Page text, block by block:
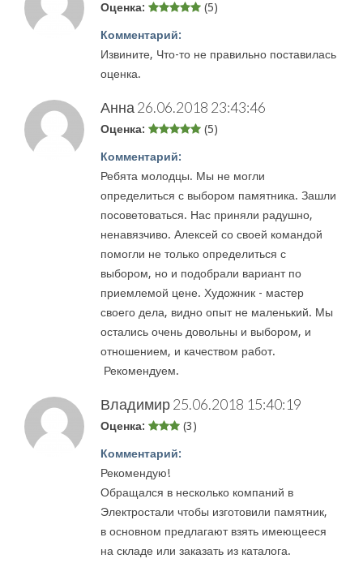
Оценка: (5)
Комментарий:
Извините, Что-то не правильно поставилась
оценка.
Анна 26.06.2018 23:43:46
Оценка: (5)
Комментарий:
Ребята молодцы. Мы не могли
определиться с выбором памятника. Зашли
посоветоваться. Нас приняли радушно,
ненавязчиво. Алексей со своей командой
помогли не только определиться с
выбором, но и подобрали вариант по
приемлемой цене. Художник - мастер
своего дела, видно опыт не маленький. Мы
остались очень довольны и выбором, и
отношением, и качеством работ.
Рекомендуем.
Владимир25.06.2018 15:40:19
Оценка: (3)
Комментарий:
Рекомендую!
Обращался в несколько компаний в
Электростали чтобы изготовили памятник,
в основном предлагают взять имеющееся
на складе или заказать из каталога.